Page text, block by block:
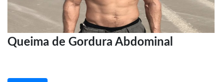
Queima de Gordura Abdominal